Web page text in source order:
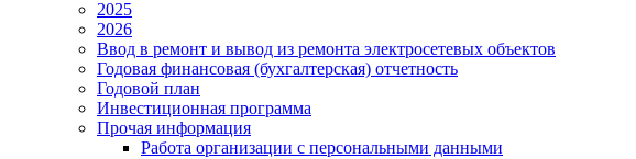
2025
2026
Ввод в ремонт и вывод из ремонта электросетевых объектов
Годовая финансовая (бухгалтерская) отчетность
Годовой план
Инвестиционная программа
Прочая информация
Работа организации с персональными данными